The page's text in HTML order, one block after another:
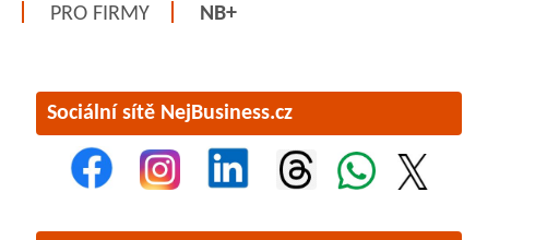
PRO FIRMY NB+
Sociální sítě NejBusiness.cz